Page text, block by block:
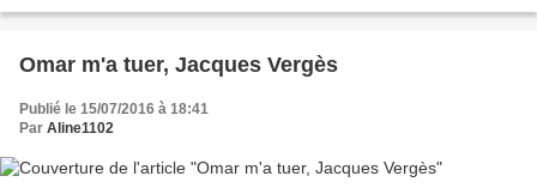
Omar m'a tuer, Jacques Vergès
Publié le 15/07/2016 à 18:41
Par Aline1102